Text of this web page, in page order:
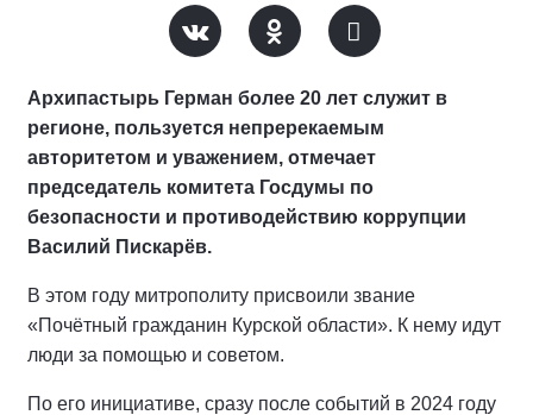
Архипастырь Герман более 20 лет служит в
регионе, пользуется непререкаемым
авторитетом и уважением, отмечает
председатель комитета Госдумы по
безопасности и противодействию коррупции
Василий Пискарёв.
В этом году митрополиту присвоили звание
«Почётный гражданин Курской области». К нему идут
люди за помощью и советом.
По его инициативе, сразу после событий в 2024 году